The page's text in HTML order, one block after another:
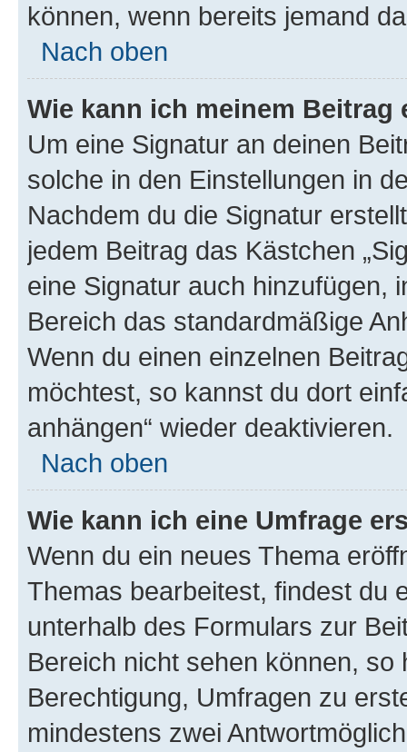
können, wenn bereits jemand
Nach oben
Wie kann ich meinem
Um eine Signatur an deinen
solche in den Einstellungen in
Nachdem du die Signatur
jedem Beitrag das Kästchen
eine Signatur auch hinzufügen,
Bereich das standardmäßige
Wenn du einen einzelnen
möchtest, so kannst du dort
anhängen“ wieder deaktivieren.
Nach oben
Wie kann ich eine Umfrage
Wenn du ein neues Thema
Themas bearbeitest, findest du
unterhalb des Formulars zur
Bereich nicht sehen können,
Berechtigung, Umfragen zu
mindestens zwei